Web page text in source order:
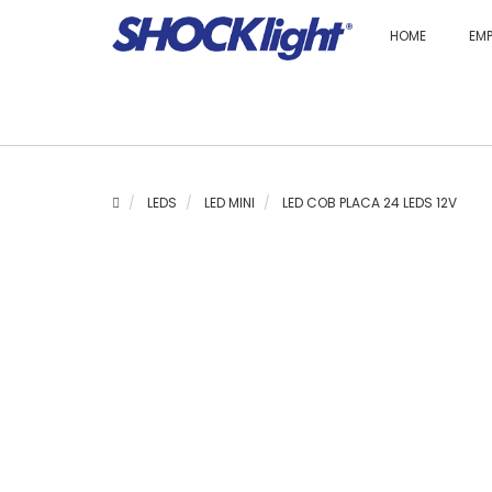
HOME
LEDS LED MINI LED COB PLACA 24 LEDS 12V